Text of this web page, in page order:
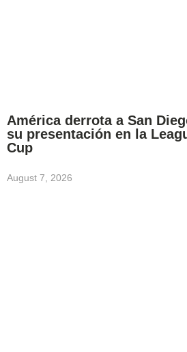
América derrota a San
su presentación en la
Cup
August 7, 2026